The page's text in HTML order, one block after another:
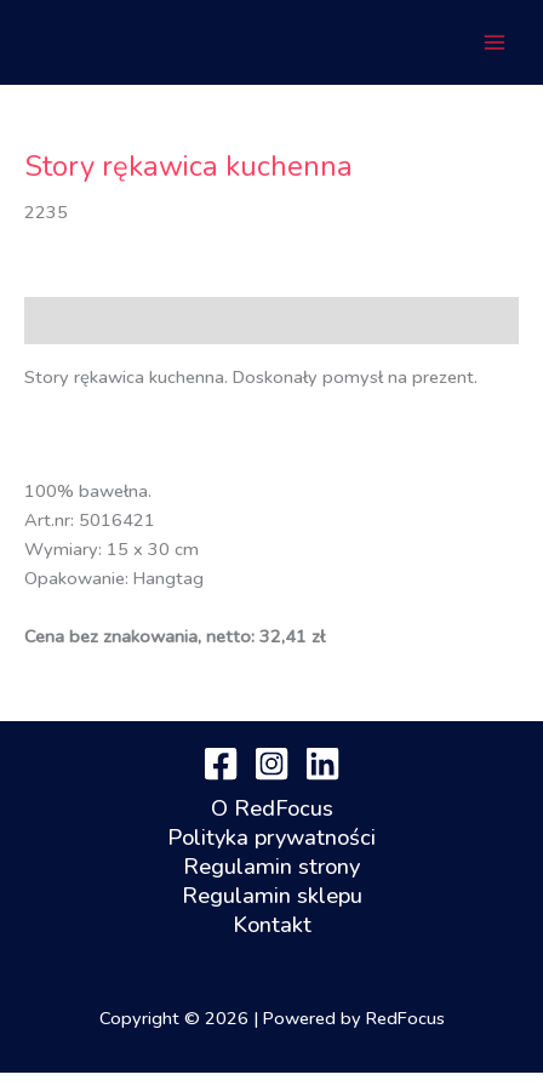
Story rękawica kuchenna
2235
Story rękawica kuchenna. Doskonały pomysł na prezent.
100% bawełna.
Art.nr: 5016421
Wymiary: 15 x 30 cm
Opakowanie: Hangtag
Cena bez znakowania, netto: 32,41 zł
O RedFocus
Polityka prywatności
Regulamin strony
Regulamin sklepu
Kontakt
Copyright © 2026 | Powered by RedFocus